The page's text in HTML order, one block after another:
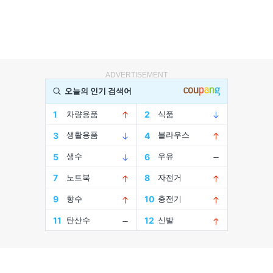
ADVERTISEMENT